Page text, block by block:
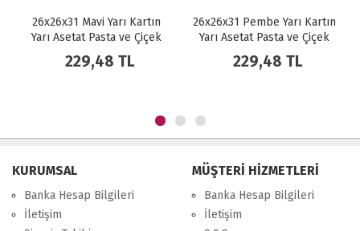
Yarı Kartın
ve Çiçek
26x26x31 Pembe Yarı Kartın
Yarı Asetat Pasta ve Çiçek
26x26x31
Karton Yarı
KURUMSAL
Banka Hesap Bilgileri
İletişim
MÜŞTERİ HİZMETLERİ
Banka Hesap Bilgileri
İletişim